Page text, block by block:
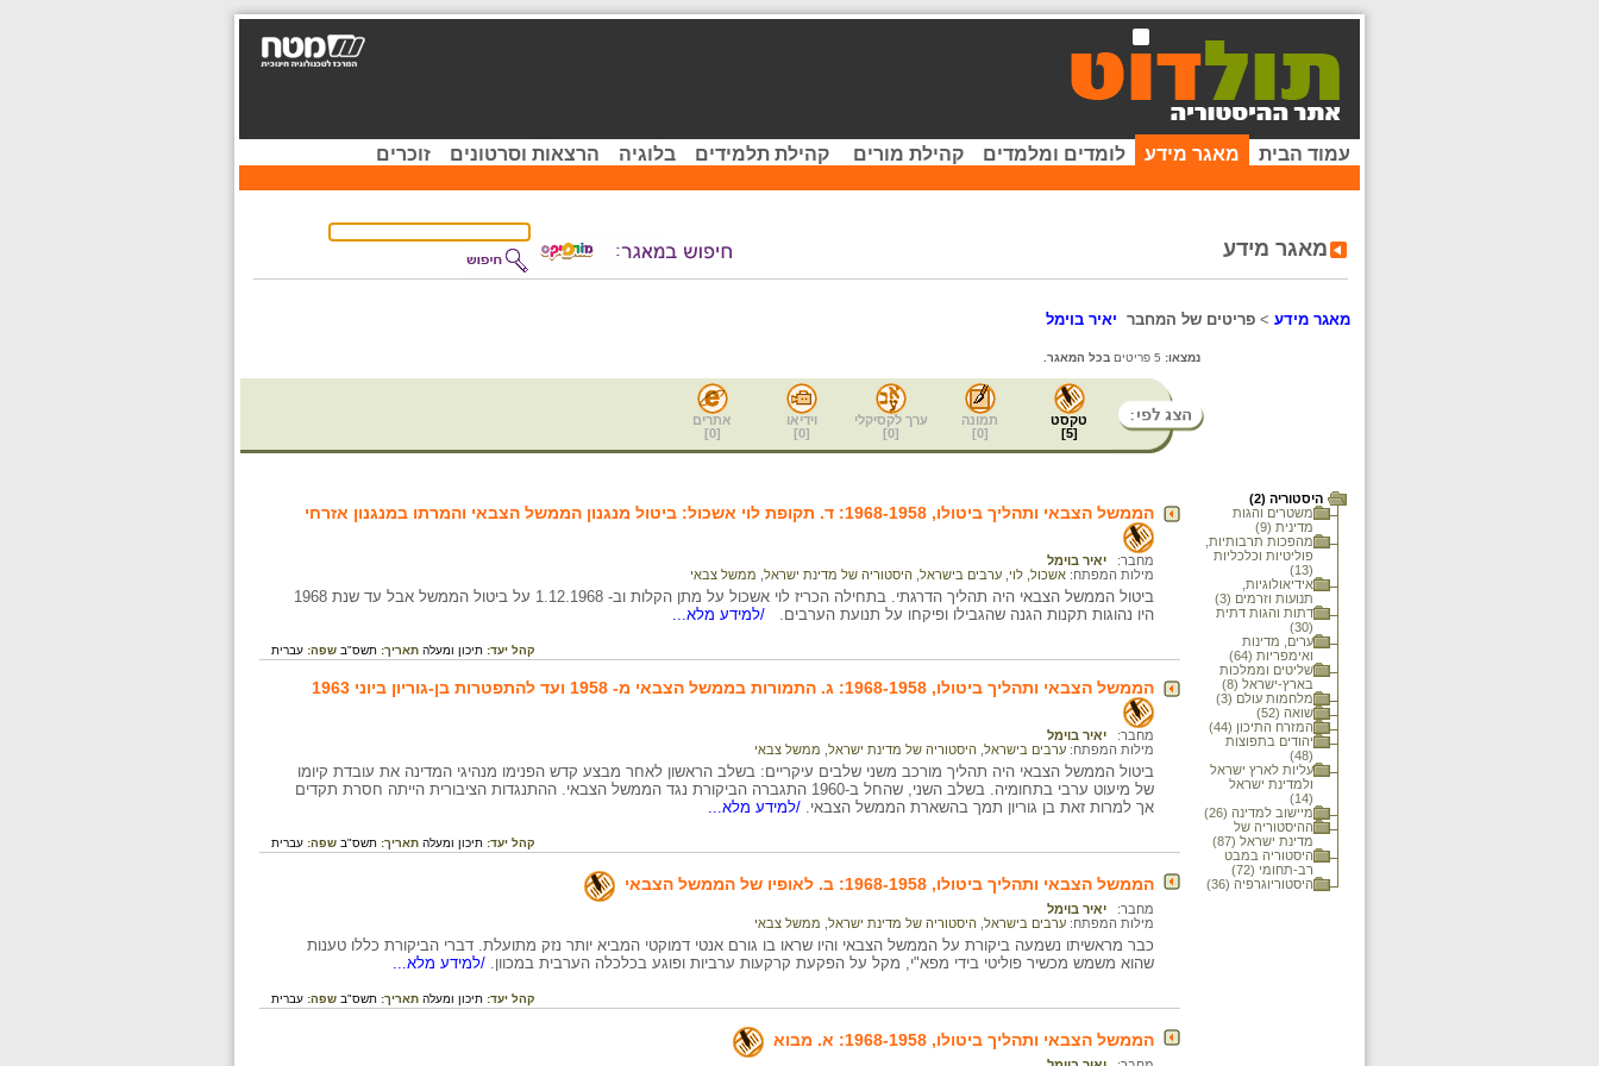
עמוד הבית מאגר מידע לומדים ומלמדים קהילת מורים קהילת תלמידים בלוגיה הרצאות וסרטונים זוכרים
מאגר מידע
מאגר מידע > פריטים של המחבר יאיר בוימל
נמצאו: בכל המאגר.
טקסט
[
5
]
תמונה
[
0
]
ערך לקסיקלי
[
0
]
וידיאו
[
0
]
אתרים
[
0
]
היסטוריה (2)
משטרים והגות
מדינית (9)
מהפכות תרבותיות,
פוליטיות וכלכליות
(13)
אידיאולוגיות,
תנועות וזרמים (3)
דתות והגות דתית
(30)
ערים, מדינות
ואימפריות (64)
שליטים וממלכות
בארץ-ישראל (8)
מלחמות עולם (3)
שואה (52)
המזרח התיכון (44)
יהודים בתפוצות
(48)
עליות לארץ ישראל
ולמדינת ישראל
(14)
מיישוב למדינה (26)
ההיסטוריה של
מדינת ישראל (87)
היסטוריה במבט
רב-תחומי (72)
היסטוריוגרפיה (36)
הממשל הצבאי ותהליך ביטולו, 1968-1958: ד. תקופת לוי אשכול: ביטול מנגנון הממשל הצבאי והמרתו במנגנון אזרחי
מחבר:
יאיר בוימל
מילות המפתח: אשכול, לוי ערבים בישראל היסטוריה של מדינת ישראל ממשל צבאי
ביטול הממשל הצבאי היה תהליך הדרגתי. בתחילה הכריז לוי אשכול על מתן הקלות וב- 1.12.1968 על ביטול הממשל אבל עד שנת 1968
היו נהוגות תקנות הגנה שהגבילו ופיקחו על תנועת הערבים.
/למידע מלא...
קהל יעד: תיכון ומעלה תאריך: תשס"ב שפה: עברית
הממשל הצבאי ותהליך ביטולו, 1968-1958: ג. התמורות בממשל הצבאי מ- 1958 ועד להתפטרות בן-גוריון ביוני 1963
מחבר:
יאיר בוימל
מילות המפתח: ערבים בישראל היסטוריה של מדינת ישראל ממשל צבאי
ביטול הממשל הצבאי היה תהליך מורכב משני שלבים עיקריים: בשלב הראשון לאחר מבצע קדש הפנימו מנהיגי המדינה את עובדת קיומו
של מיעוט ערבי בתחומיה. בשלב השני, שהחל ב-1960 התגברה הביקורת נגד הממשל הצבאי. ההתנגדות הציבורית הייתה חסרת תקדים
אך למרות זאת בן גוריון תמך בהשארת הממשל הצבאי. /למידע מלא...
קהל יעד: תיכון ומעלה תאריך: תשס"ב שפה: עברית
הממשל הצבאי ותהליך ביטולו, 1968-1958: ב. לאופיו של הממשל הצבאי
מחבר:
יאיר בוימל
מילות המפתח: ערבים בישראל היסטוריה של מדינת ישראל ממשל צבאי
כבר מראשיתו נשמעה ביקורת על הממשל הצבאי והיו שראו בו גורם אנטי דמוקטי המביא יותר נזק מתועלת. דברי הביקורת כללו טענות
שהוא משמש מכשיר פוליטי בידי מפא"י, מקל על הפקעת קרקעות ערביות ופוגע בכלכלה הערבית במכוון. /למידע מלא...
קהל יעד: תיכון ומעלה תאריך: תשס"ב שפה: עברית
הממשל הצבאי ותהליך ביטולו, 1968-1958: א. מבוא